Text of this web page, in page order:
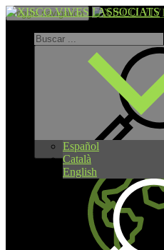
Español
Català
English
Toggle navigation